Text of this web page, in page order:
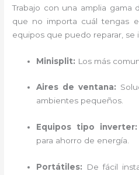
Trabajo con una amplia gama
que no importa cuál tengas
equipos que puedo reparar, se
Minisplit: Los más
Aires de ventana:
ambientes pequeños.
Equipos tipo inverter:
para ahorro de energía.
Portátiles: De fácil